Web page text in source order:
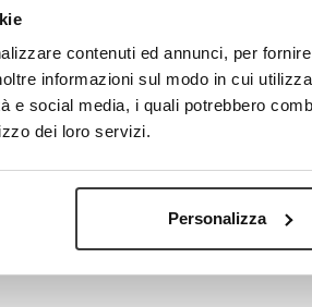
contenuti ed annunci, per
informazioni sul modo in cui
e social media, i quali potrebbero
dei loro servizi.
Personalizza